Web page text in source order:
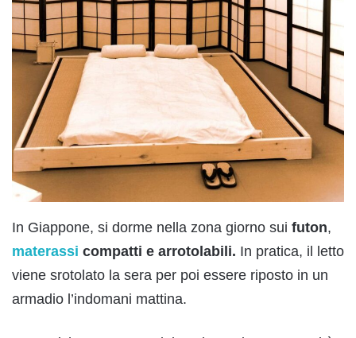
In Giappone, si dorme nella zona giorno sui futon,
materassi compatti e arrotolabili. In pratica, il letto
viene srotolato la sera per poi essere riposto in un
armadio l’indomani mattina.